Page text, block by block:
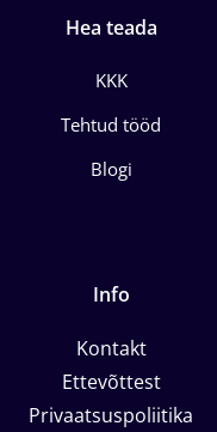
Hea teada
KKK
Tehtud tööd
Blogi
Info
Kontakt
Ettevõttest
Privaatsuspoliitika